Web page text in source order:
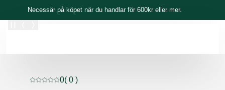
Necessär på köpet när du handlar för 600kr eller mer.
Nuvarande betyg: 0 av 5 stjärnor Betygsatt av 0 kunder
0( 0 )